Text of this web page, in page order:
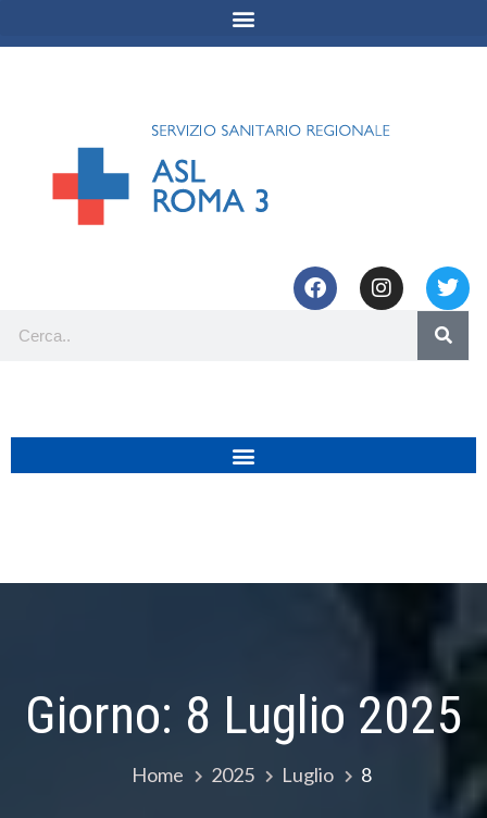
Giorno: 8 Luglio 2025
Home 2025 Luglio 8